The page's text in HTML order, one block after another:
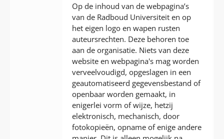
Op de inhoud van de webpagina’s
van de Radboud Universiteit en op
het eigen logo en wapen rusten
auteursrechten. Deze behoren toe
aan de organisatie. Niets van deze
website en webpagina's mag worden
verveelvoudigd, opgeslagen in een
geautomatiseerd gegevensbestand of
openbaar worden gemaakt, in
enigerlei vorm of wijze, hetzij
elektronisch, mechanisch, door
fotokopieën, opname of enige andere